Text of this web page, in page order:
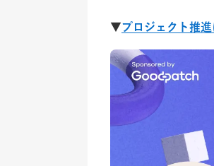
▼プロジェクト推